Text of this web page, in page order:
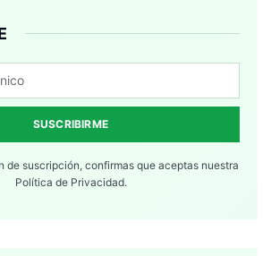
SUSCRIBIRME
de suscripción, confirmas que aceptas nuestra
Política de Privacidad.